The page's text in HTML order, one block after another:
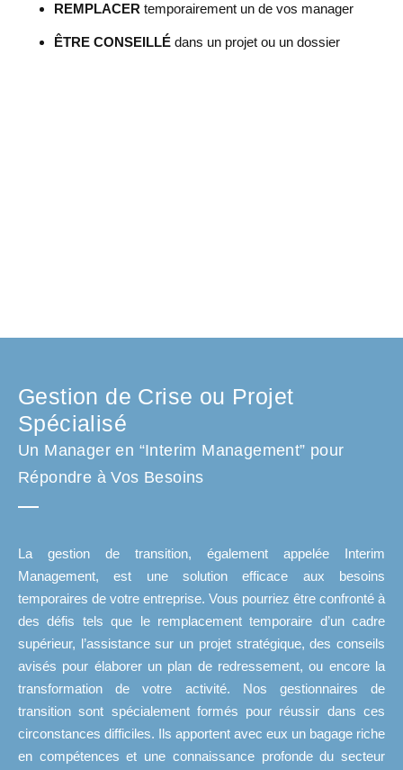
REMPLACER temporairement un de vos manager
ÊTRE CONSEILLÉ dans un projet ou un dossier
Gestion de Crise ou Projet
Spécialisé
Un Manager en “Interim Management” pour
Répondre à Vos Besoins
La gestion de transition, également appelée Interim
Management, est une solution efficace aux besoins
temporaires de votre entreprise. Vous pourriez être confronté à
des défis tels que le remplacement temporaire d’un cadre
supérieur, l’assistance sur un projet stratégique, des conseils
avisés pour élaborer un plan de redressement, ou encore la
transformation de votre activité. Nos gestionnaires de
transition sont spécialement formés pour réussir dans ces
circonstances difficiles. Ils apportent avec eux un bagage riche
en compétences et une connaissance profonde du secteur